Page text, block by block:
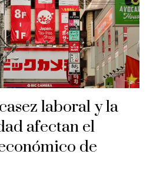
laboral y la
afectan el
de